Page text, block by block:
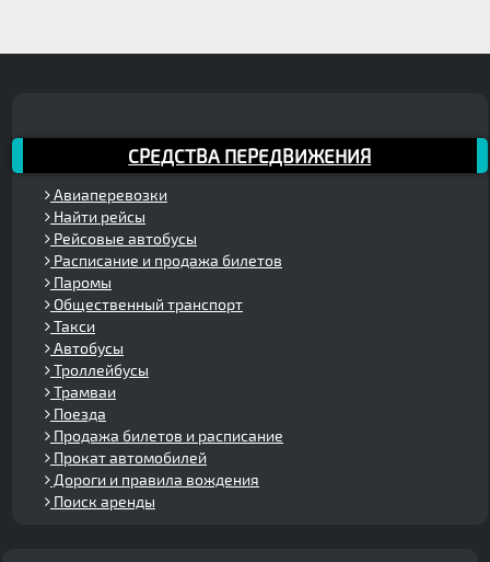
СРЕДСТВА ПЕРЕДВИЖЕНИЯ
Авиаперевозки
Найти рейсы
Рейсовые автобусы
Расписание и продажа билетов
Паромы
Общественный транспорт
Такси
Автобусы
Троллейбусы
Трамваи
Поезда
Продажа билетов и расписание
Прокат автомобилей
Дороги и правила вождения
Поиск аренды